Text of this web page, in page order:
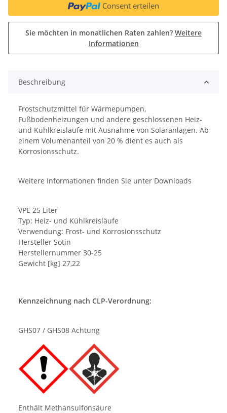
Consent erteilen
Sie möchten in monatlichen Raten zahlen? Weitere
Informationen
Beschreibung
Frostschutzmittel für Wärmepumpen,
Fußbodenheizungen und andere geschlossenen Heiz-
und Kühlkreisläufe mit Ausnahme von Solaranlagen. Ab
einem Volumenanteil von 20 % dient es auch als
Korrosionsschutz.
Weitere Informationen finden Sie unter Downloads
VPE 25 Liter
Typ: Heiz- und Kühlkreisläufe
Verwendung: Frost- und Korrosionsschutz
Hersteller Sotin
Herstellernummer 30-25
Gewicht [kg] 27,22
Kennzeichnung nach CLP-Verordnung:
GHS07 / GHS08 Achtung
Enthält Methansulfonsäure